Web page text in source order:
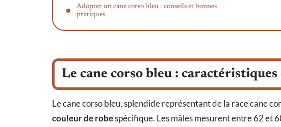
Adopter un cane corso bleu : conseils et bonnes
pratiques
Le cane corso bleu :
Le cane corso bleu, splendide représentant de la race cane
couleur de robespécifique. Les mâles mesurent entre 62 et